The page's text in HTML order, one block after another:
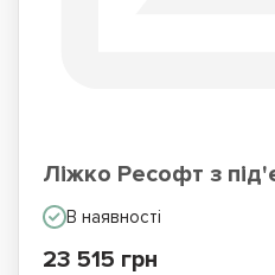
Ліжко Ресофт з
В наявності
23 515 грн